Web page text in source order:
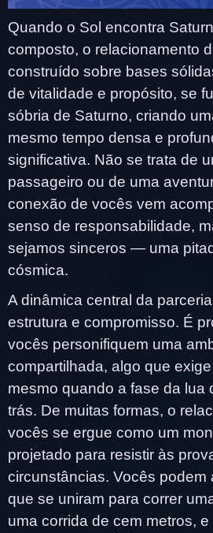
Quando o Sol encontra
composto, o relacionamento
construído sobre bases
de vitalidade e propósito, se
sóbria de Saturno, criando
mesmo tempo densa e
significativa. Não se trata de
passageiro ou de uma
conexão de vocês vem
senso de responsabilidade,
sejamos sinceros — uma
cósmica.
A dinâmica central da
estrutura e compromisso. É
vocês personifiquem uma
compartilhada, algo que
mesmo quando a fase da lua
trás. De muitas formas, o
vocês se ergue como um
projetado para resistir às
circunstâncias. Vocês podem
que se uniram para correr
uma corrida de cem metros, e